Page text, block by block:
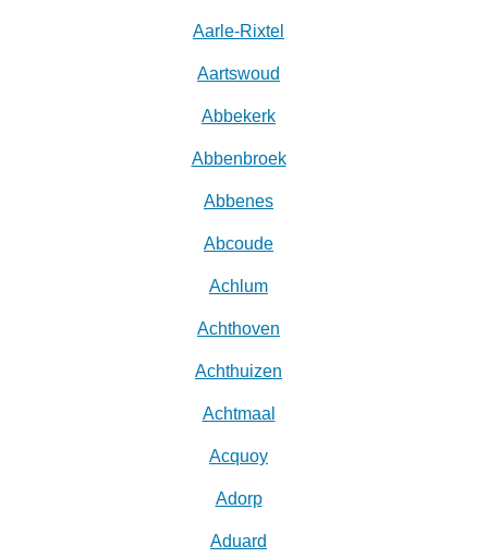
Aarle-Rixtel
Aartswoud
Abbekerk
Abbenbroek
Abbenes
Abcoude
Achlum
Achthoven
Achthuizen
Achtmaal
Acquoy
Adorp
Aduard